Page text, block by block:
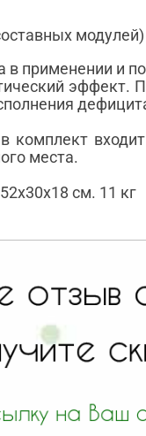
модулей)
в применении и
эффект.
комплект
места.
см. 11 кг